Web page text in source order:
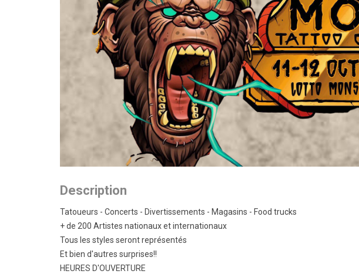
Description
Tatoueurs - Concerts - Divertissements - Magasins - Food trucks
+ de 200 Artistes nationaux et internationaux
Tous les styles seront représentés
Et bien d'autres surprises!!
HEURES D'OUVERTURE